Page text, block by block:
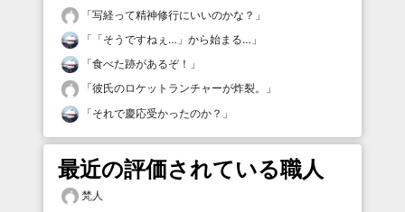
「写経って精神修行にいいのかな？ 」
「 「そうですねぇ…」から始まる… 」
「食べた跡があるぞ！ 」
「彼氏のロケットランチャーが炸裂。
」
「それで慶応受かったのか？ 」
最近の評価されている職人
梵人